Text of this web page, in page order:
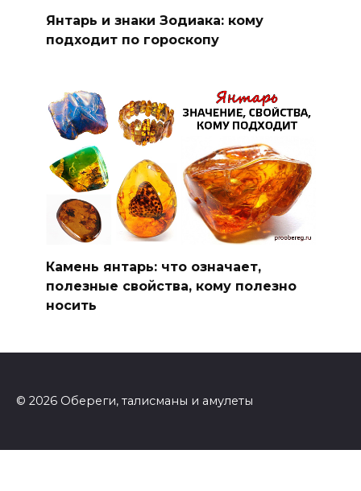
Янтарь и знаки Зодиака: кому
подходит по гороскопу
Камень янтарь: что означает,
полезные свойства, кому полезно
носить
© 2026 Обереги, талисманы и амулеты